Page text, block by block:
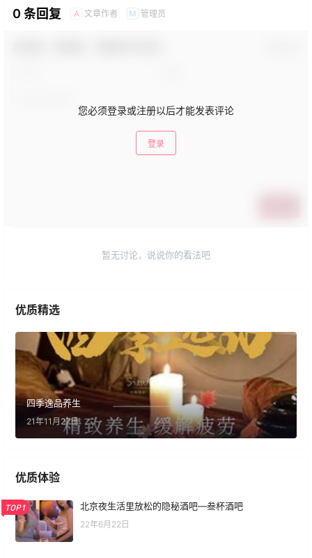
0 条回复 A 文章作者 M 管理员
您必须登录或注册以后才能发表评论
登录
暂无讨论，说说你的看法吧
优质精选
四季逸品养生
21年11月27日
优质体验
TOP1 北京夜生活里放松的隐秘酒吧—叁杯酒吧
22年6月22日